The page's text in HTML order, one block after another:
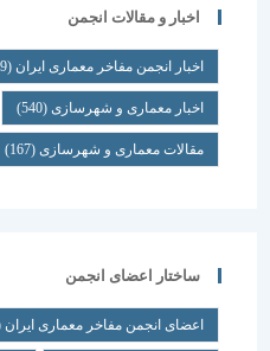
اخبار و مقالات انجمن
اخبار انجمن مفاخر معماری ایران (579)
اخبار معماری و شهرسازی(540)
مقالات معماری و شهرسازی(167)
ساختار اعضای انجمن
اعضای انجمن مفاخر معماری ایران (206)